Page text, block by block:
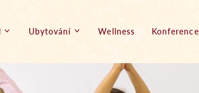
Ubytování Wellness Konference